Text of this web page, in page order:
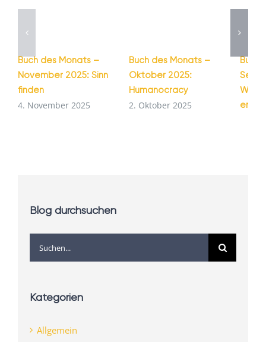
Buch des Monats –
November 2025: Sinn
finden
4. November 2025
Buch des Monats –
Oktober 2025:
Humanocracy
2. Oktober 2025
Buch
Wie
Blog durchsuchen
Suche
nach:
Kategorien
Allgemein